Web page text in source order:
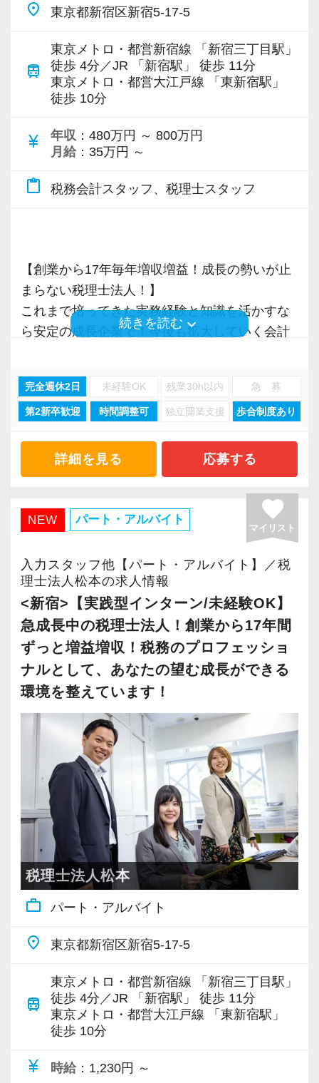
place 東京都新宿区新宿5-17-5
train
東京メトロ・都営新宿線 「新宿三丁目駅」
徒歩 4分／JR 「新宿駅」 徒歩 11分
東京メトロ・都営大江戸線 「東新宿駅」
徒歩 10分
currency_yen 年収 ：480万円 ～ 800万円
月給 ：35万円 ～
content_paste 税務会計スタッフ、税理士スタッフ
【創業から17年毎年増収増益！成長の勢いが止
まらない税理士法人！】
これまで培ってきた実務経験と知識を活かすな
ら安定の成長企業で！今後も拡大していく会計
現在当社では「渋谷」「新宿」「錦糸町」
ます。
2021年6月に「渋谷オフィス」を新設し、その
後「新宿オフィス」「大阪オフィス」「錦糸町
オフィス」が拡張移転！
さらに2022年12月には「柏オフィス」を開設
し、2025年には大阪オフィスを増床するなど、
事業拡大を続けています。
安定性抜群の環境で自己成長を実現できます。
社員の持つ「やる・やりたい」という気持ちを
大事にしているため、資格を持っていなくて
も、スピーディーなキャリアアップが可能で
す！
会計事務所経験者の方には幅広い業務に携わっ
ていただき、早い段階から部下やチームのマネ
ジメント業務にも挑戦できます！これまでの経
験・知識を活かしながら、さらに上のステージ
でキャリアアップをしませんか？
【対象業種100種以上！節税・融資・税務調査に
強い税理士法人です】
創業以来17年連続増収増益、顧問先数2500以
お客様に事務所までご来社いただく来所型サー
ビスで、中小企業の経営を幅広くサポートして
います。
専門Webサイトを10サイト以上運営しており、
各オフィスに国税OB税理士が在籍しているの
続きを読む keyboard_arrow_down
完全週休2日 未経験OK 残業30h以内 急 募
第2新卒歓迎 時間調整可 独立開業支援 歩合制度あり
詳細を見る 応募する
NEW パート・アルバイト favorite
マイリスト
入力スタッフ他【パート・アルバイト】／税
理士法人松本の求人情報
<新宿>【実践型インターン/未経験OK】
急成長中の税理士法人！創業から17年間
ずっと増益増収！税務のプロフェッショ
ナルとして、あなたの望む成長ができる
環境を整えています！
税理士法人松本
work_outline パート・アルバイト
place 東京都新宿区新宿5-17-5
train
東京メトロ・都営新宿線 「新宿三丁目駅」
徒歩 4分／JR 「新宿駅」 徒歩 11分
東京メトロ・都営大江戸線 「東新宿駅」
徒歩 10分
currency_yen 時給 ：1,230円 ～